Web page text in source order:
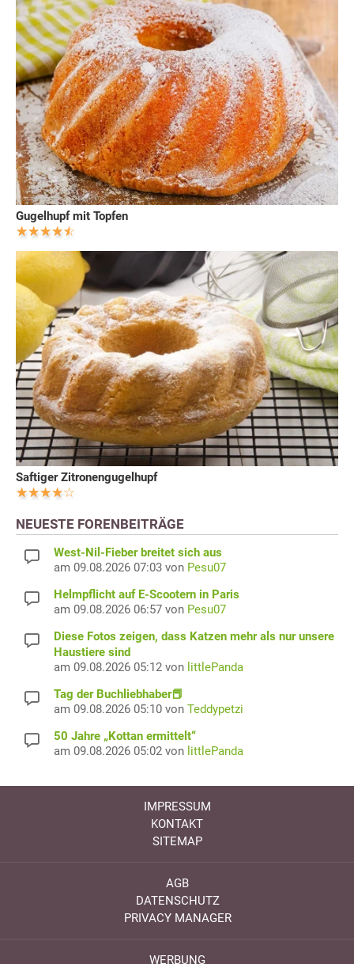
Gugelhupf mit Topfen
Saftiger Zitronengugelhupf
NEUESTE FORENBEITRÄGE
West-Nil-Fieber breitet sich aus
am 09.08.2026 07:03 von Pesu07
Helmpflicht auf E-Scootern in Paris
am 09.08.2026 06:57 von Pesu07
Diese Fotos zeigen, dass Katzen mehr als nur unsere
Haustiere sind
am 09.08.2026 05:12 von littlePanda
Tag der Buchliebhaber📕
am 09.08.2026 05:10 von Teddypetzi
50 Jahre „Kottan ermittelt“
am 09.08.2026 05:02 von littlePanda
IMPRESSUM
KONTAKT
SITEMAP
AGB
DATENSCHUTZ
PRIVACY MANAGER
WERBUNG